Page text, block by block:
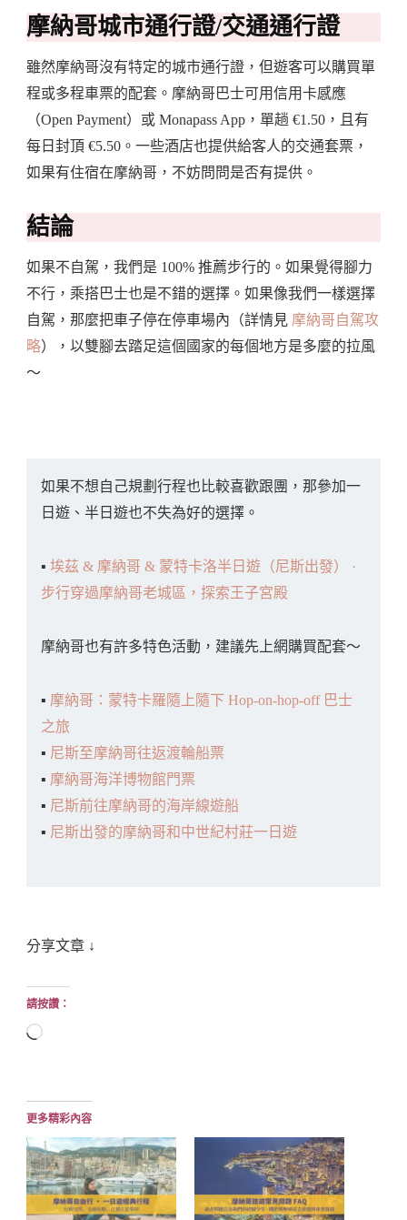
摩納哥城市通行證/交通通行證
雖然摩納哥沒有特定的城市通行證，但遊客可以購買單
程或多程車票的配套。摩納哥巴士可用信用卡感應
（Open Payment）或 Monapass App，單趟 €1.50，且有
每日封頂 €5.50。一些酒店也提供給客人的交通套票，
如果有住宿在摩納哥，不妨問問是否有提供。
結論
如果不自駕，我們是 100% 推薦步行的。如果覺得腳力
不行，乘搭巴士也是不錯的選擇。如果像我們一樣選擇
自駕，那麼把車子停在停車場內（詳情見 摩納哥自駕攻
略），以雙腳去踏足這個國家的每個地方是多麼的拉風
～
如果不想自己規劃行程也比較喜歡跟團，那參加一
日遊、半日遊也不失為好的選擇。
▪️ 埃茲 & 摩納哥 & 蒙特卡洛半日遊（尼斯出發） ·
步行穿過摩納哥老城區，探索王子宮殿
摩納哥也有許多特色活動，建議先上網購買配套～
▪️ 摩納哥：蒙特卡羅隨上隨下 Hop-on-hop-off 巴士
之旅
▪️ 尼斯至摩納哥往返渡輪船票
▪️ 摩納哥海洋博物館門票
▪️ 尼斯前往摩納哥的海岸線遊船
▪️ 尼斯出發的摩納哥和中世紀村莊一日遊
分享文章 ↓
請按讚：
正
入...
更多精彩內容